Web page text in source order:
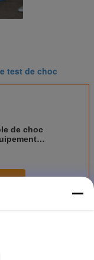
test de choc
de choc